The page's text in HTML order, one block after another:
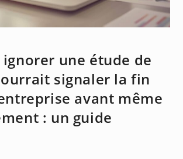
une étude de
signaler la fin
avant même
: un guide